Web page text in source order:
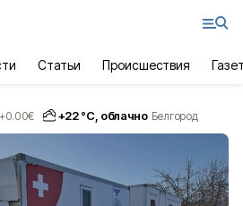
Статьи Происшествия
+0.00€ +22°С, облачно Белгород